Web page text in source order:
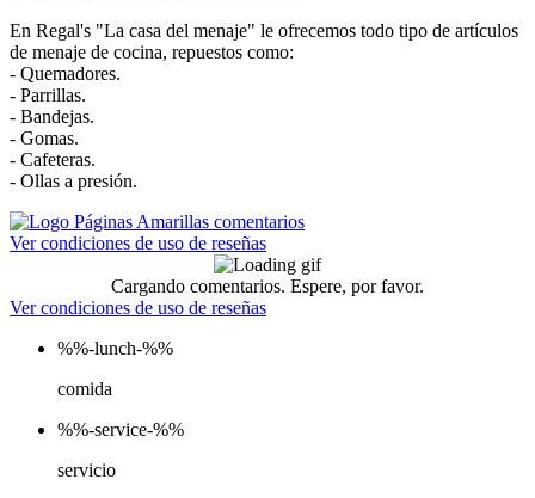
En Regal's "La casa del menaje" le ofrecemos todo tipo de artículos
de menaje de cocina, repuestos como:
- Quemadores.
- Parrillas.
- Bandejas.
- Gomas.
- Cafeteras.
- Ollas a presión.
Ver condiciones de uso de reseñas
Cargando comentarios. Espere, por favor.
Ver condiciones de uso de reseñas
%%-lunch-%%
comida
%%-service-%%
servicio